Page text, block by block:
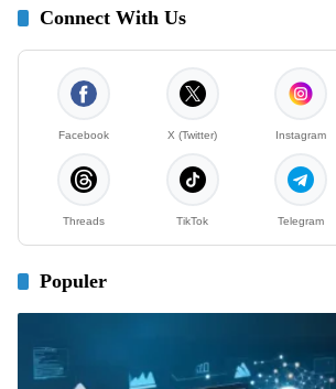
Connect With Us
Facebook X (Twitter) Instagram
Threads TikTok Telegram
Populer